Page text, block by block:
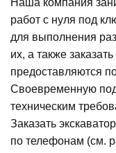
Наша компания
работ с нуля под
для выполнения
их, а также
предоставляются
Своевременную
техническим
Заказать
по телефонам (см.